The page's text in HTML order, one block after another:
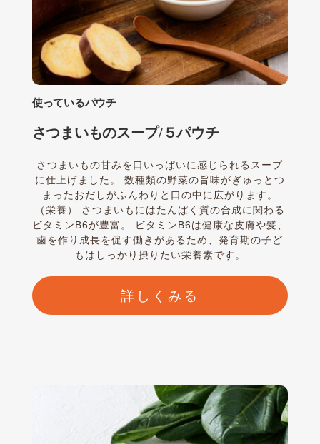
使っているパウチ
さつまいものスープ/５パウチ
さつまいもの甘みを口いっぱいに感じられるスープ
に仕上げました。 数種類の野菜の旨味がぎゅっとつ
まったおだしがふんわりと口の中に広がります。
（栄養） さつまいもにはたんぱく質の合成に関わる
ビタミンB6が豊富。 ビタミンB6は健康な皮膚や髪、
歯を作り成長を促す働きがあるため、発育期の子ど
もはしっかり摂りたい栄養素です。
詳しくみる